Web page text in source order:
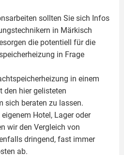
sollten Sie sich Infos
in Märkisch
die potentiell für die
in Frage
in einem
den hier gelisteten
sich beraten zu lassen.
Hotel, Lager oder
wir den Vergleich von
dringend, fast immer
ab.